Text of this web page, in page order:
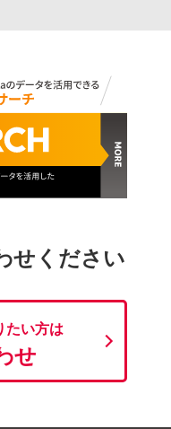
せください
たい方は
せ